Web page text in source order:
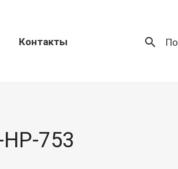
Контакты search
753